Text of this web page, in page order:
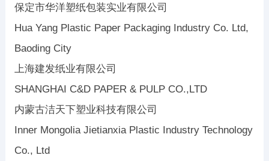
保定市华洋塑纸包装实业有限公司
Hua Yang Plastic Paper Packaging Industry Co. Ltd,
Baoding City
上海建发纸业有限公司
SHANGHAI C&D PAPER & PULP CO.,LTD
内蒙古洁天下塑业科技有限公司
Inner Mongolia Jietianxia Plastic Industry Technology
Co., Ltd